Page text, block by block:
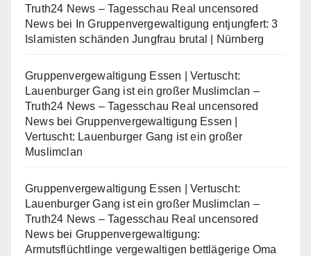
Truth24 News – Tagesschau Real uncensored
Newsbei
In Gruppenvergewaltigung entjungfert: 3
Islamisten schänden Jungfrau brutal | Nürnberg
Gruppenvergewaltigung Essen | Vertuscht:
Lauenburger Gang ist ein großer Muslimclan –
Truth24 News – Tagesschau Real uncensored
Newsbei Gruppenvergewaltigung Essen |
Vertuscht: Lauenburger Gang ist ein großer
Muslimclan
Gruppenvergewaltigung Essen | Vertuscht:
Lauenburger Gang ist ein großer Muslimclan –
Truth24 News – Tagesschau Real uncensored
Newsbei Gruppenvergewaltigung:
Armutsflüchtlinge vergewaltigen bettlägerige Oma